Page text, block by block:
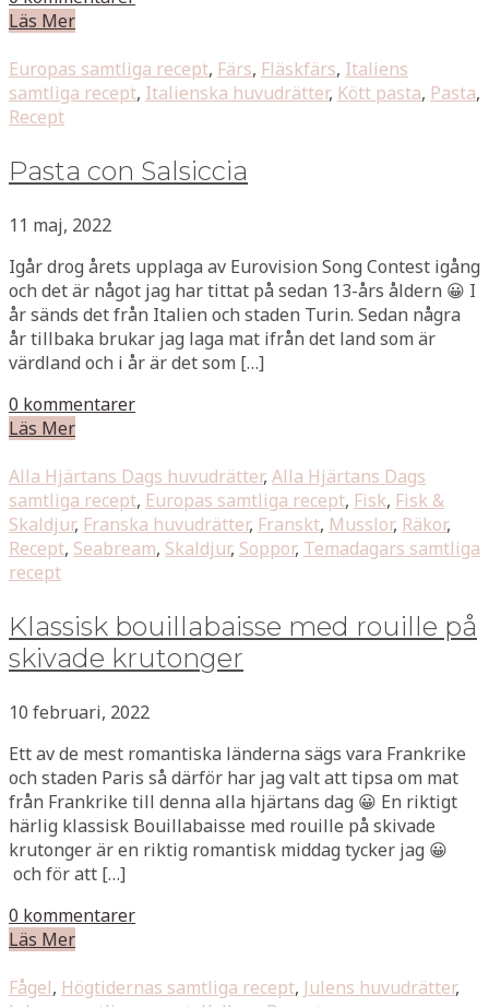
Läs Mer
Europas samtliga recept, Färs, Fläskfärs, Italiens
samtliga recept, Italienska huvudrätter, Kött pasta, Pasta,
Recept
Pasta con Salsiccia
11 maj, 2022
Igår drog årets upplaga av Eurovision Song Contest igång
och det är något jag har tittat på sedan 13-års åldern 😀 I
år sänds det från Italien och staden Turin. Sedan några
år tillbaka brukar jag laga mat ifrån det land som är
värdland och i år är det som […]
0 kommentarer
Läs Mer
Alla Hjärtans Dags huvudrätter, Alla Hjärtans Dags
samtliga recept, Europas samtliga recept, Fisk, Fisk &
Skaldjur, Franska huvudrätter, Franskt, Musslor, Räkor,
Recept, Seabream, Skaldjur, Soppor, Temadagars samtliga
recept
Klassisk bouillabaisse med rouille på
skivade krutonger
10 februari, 2022
Ett av de mest romantiska länderna sägs vara Frankrike
och staden Paris så därför har jag valt att tipsa om mat
från Frankrike till denna alla hjärtans dag 😀 En riktigt
härlig klassisk Bouillabaisse med rouille på skivade
krutonger är en riktig romantisk middag tycker jag 😀
och för att […]
0 kommentarer
Läs Mer
Fågel, Högtidernas samtliga recept, Julens huvudrätter,